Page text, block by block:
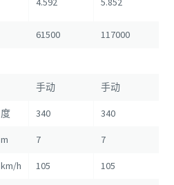
61500 117000
手动 手动
度 340 340
m 7 7
km/h 105 105